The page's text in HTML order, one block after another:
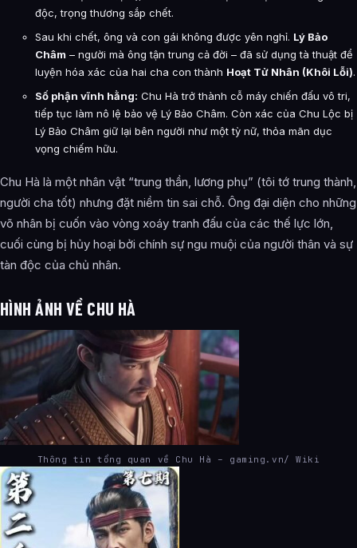
độc, trọng thương sắp chết.
Sau khi chết, ông và con gái không được yên nghỉ. Lý Bảo
Châm – người mà ông tận trung cả đời – đã sử dụng tà thuật để
luyện hóa xác của hai cha con thành Hoạt Tử Nhân (Khôi Lỗi).
Số phận vĩnh hằng: Chu Hà trở thành cỗ máy chiến đấu vô tri,
tiếp tục làm nô lệ bảo vệ Lý Bảo Châm. Còn xác của Chu Lộc bị
Lý Bảo Châm giữ lại bên người như một tỳ nữ, thỏa mãn dục
vọng chiếm hữu.
Chu Hà là một nhân vật “trung thần, lương phụ” (tôi tớ trung thành,
người cha tốt) nhưng đặt niềm tin sai chỗ. Ông đại diện cho những
võ nhân bị cuốn vào vòng xoáy tranh đấu của các thế lực lớn,
cuối cùng bị hủy hoại bởi chính sự ngu muội của người thân và sự
tàn độc của chủ nhân.
HÌNH ẢNH VỀ CHU HÀ
Thông tin tổng quan về Chu Hà – gaming.vn/ Wiki